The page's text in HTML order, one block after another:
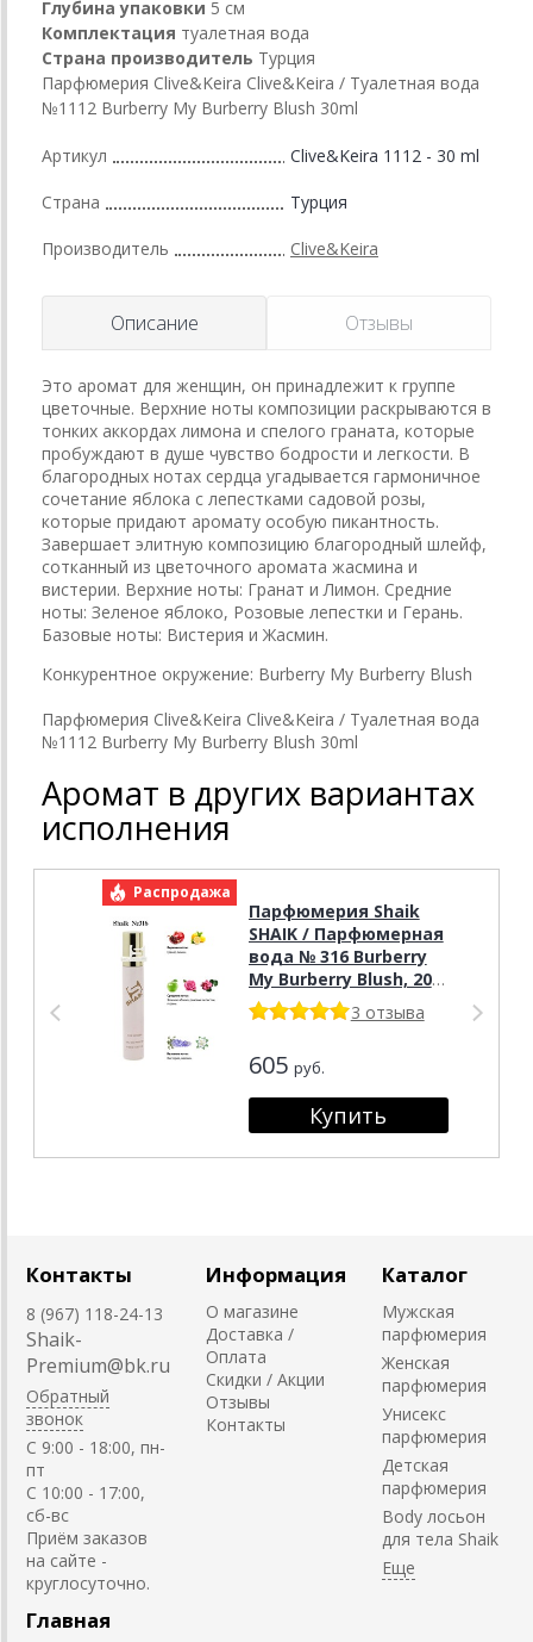
Глубина упаковки 5 см
Комплектация туалетная вода
Страна производитель Турция
Парфюмерия Clive&Keira Clive&Keira / Туалетная вода
№1112 Burberry My Burberry Blush 30ml
Артикул Clive&Keira 1112 - 30 ml
Страна Турция
Производитель Clive&Keira
Описание Отзывы
Это аромат для женщин, он принадлежит к группе
цветочные. Верхние ноты композиции раскрываются в
тонких аккордах лимона и спелого граната, которые
пробуждают в душе чувство бодрости и легкости. В
благородных нотах сердца угадывается гармоничное
сочетание яблока с лепестками садовой розы,
которые придают аромату особую пикантность.
Завершает элитную композицию благородный шлейф,
сотканный из цветочного аромата жасмина и
вистерии. Верхние ноты: Гранат и Лимон. Средние
ноты: Зеленое яблоко, Розовые лепестки и Герань.
Базовые ноты: Вистерия и Жасмин.
Конкурентное окружение: Burberry My Burberry Blush
Парфюмерия Clive&Keira Clive&Keira / Туалетная вода
№1112 Burberry My Burberry Blush 30ml
Аромат в других вариантах
исполнения
Распродажа
Парфюмерия Shaik
SHAIK / Парфюмерная
вода № 316 Burberry
My Burberry Blush, 20
мл.
3 отзыва
605 руб.
Контакты
8 (967) 118-24-13
Shaik-
Premium@bk.ru
Обратный
звонок
C 9:00 - 18:00, пн-
пт
С 10:00 - 17:00,
сб-вс
Приём заказов
на сайте -
круглосуточно.
Информация
О магазине
Доставка /
Оплата
Скидки / Акции
Отзывы
Контакты
Каталог
Мужская
парфюмерия
Женская
парфюмерия
Унисекс
парфюмерия
Детская
парфюмерия
Body лосьон
для тела Shaik
Главная